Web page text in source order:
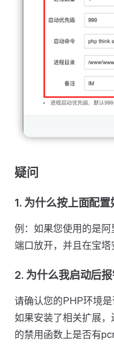
疑问
1. 为什么按上面配
例：如果您使用的是
端口放开，并且在宝
2. 为什么我启动后
请确认您的PHP环境
如果安装了相关扩展
的禁用函数上是否有